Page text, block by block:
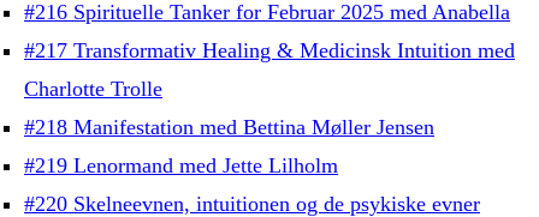
#216 Spirituelle Tanker for Februar 2025 med Anabella
#217 Transformativ Healing & Medicinsk Intuition med
Charlotte Trolle
#218 Manifestation med Bettina Møller Jensen
#219 Lenormand med Jette Lilholm
#220 Skelneevnen, intuitionen og de psykiske evner